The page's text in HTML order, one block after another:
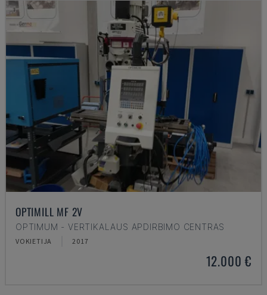
OPTIMILL MF 2V
OPTIMUM - VERTIKALAUS APDIRBIMO CENTRAS
VOKIETIJA 2017
12.000 €